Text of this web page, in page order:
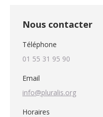
Nous contacter
Téléphone
01 55 31 95 90
Email
info@pluralis.org
Horaires